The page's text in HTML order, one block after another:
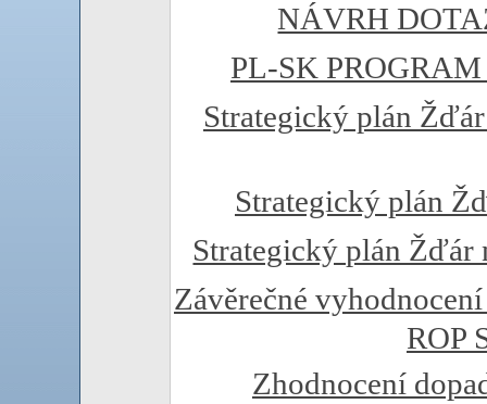
NÁVRH
PL-SK
Strategický plán
Strategický plán
Strategický plán Žďár
Závěrečné
ROP
Zhodnocení